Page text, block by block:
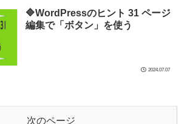
🔷WordPressのヒント 31 ページ
編集で「ボタン」を使う
2024.07.07
次のページ